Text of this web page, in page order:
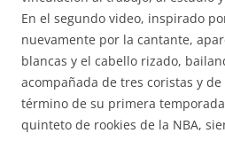
En el segundo video, inspirado
nuevamente por la cantante,
blancas y el cabello rizado,
acompañada de tres coristas y
término de su primera
quinteto de rookies de la NBA,